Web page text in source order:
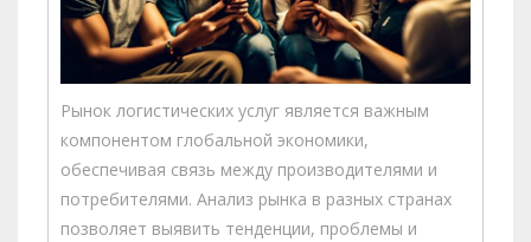
Рынок логистических услуг является важным
компонентом глобальной экономики,
обеспечивая связь между производителями и
потребителями. Анализ рынка в разных странах
позволяет выявить тенденции, проблемы и